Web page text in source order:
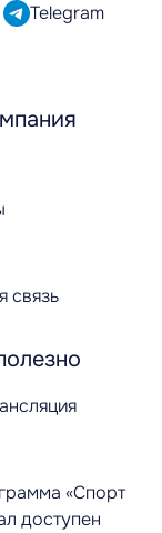
связь
«Спорт
доступен
Telegram